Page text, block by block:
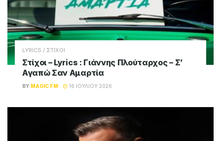
LYRICS / ΣΤΙΧΟΙ
Στίχοι – Lyrics : Γιάννης Πλούταρχος – Σ’
Αγαπώ Σαν Αμαρτία
BY MAGIC FM 16 ΙΟΥΛΊΟΥ 2026